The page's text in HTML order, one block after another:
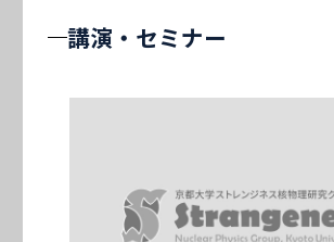
講演・セミナー